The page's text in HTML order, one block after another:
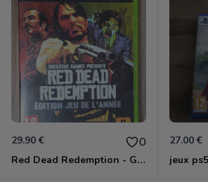
29.90 € 0
Red Dead Redemption - Game Of The Year Xbox 360
27.00 €
jeux